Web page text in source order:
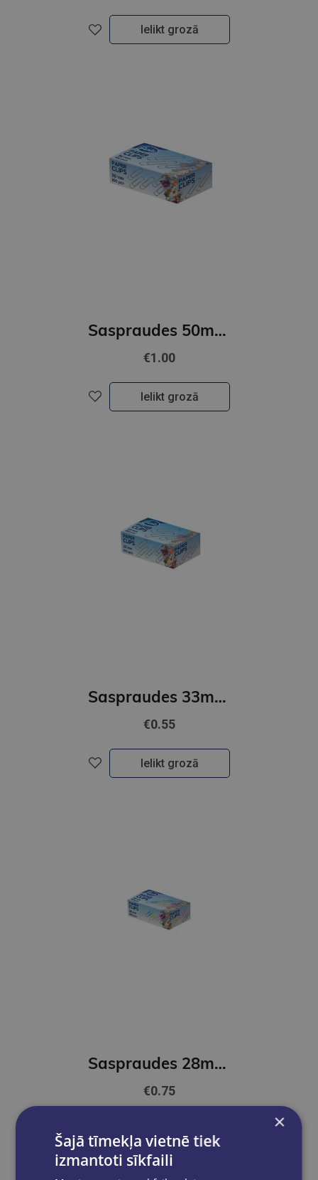
Ielikt grozā
Saspraudes 50mm FOROFIS apaļveida, nicķeļētas 100gab./kartona kārb.
€1.00
Ielikt grozā
Saspraudes 33mm FOROFIS apļveida niķelētas 100gab
€0.55
Ielikt grozā
Saspraudes 28mm FOROFIS krāsainas 100gab
€0.75
×
Šajā tīmekļa vietnē tiek
izmantoti sīkfaili